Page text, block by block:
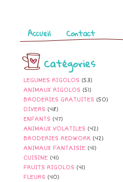
Pages
Accueil Contact
Catégories
LEGUMES RIGOLOS (53)
ANIMAUX RIGOLOS (51)
BRODERIES GRATUITES (50)
DIVERS (48)
ENFANTS (47)
ANIMAUX VOLATILES (42)
BRODERIES REDWORK (42)
ANIMAUX FANTAISIE (41)
CUISINE (41)
FRUITS RIGOLOS (41)
FLEURS (40)